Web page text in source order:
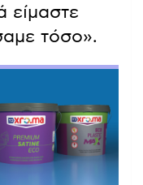
είμαστε
τόσο».